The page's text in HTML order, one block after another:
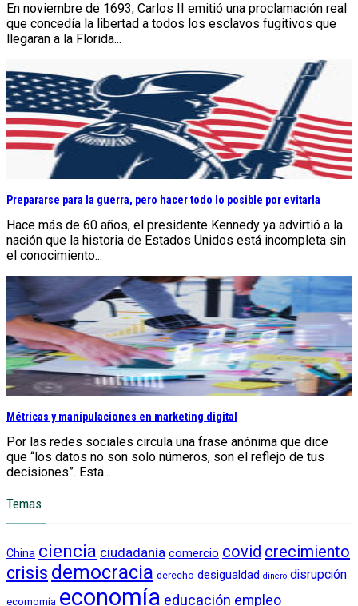
En noviembre de 1693, Carlos II emitió una proclamación real
que concedía la libertad a todos los esclavos fugitivos que
llegaran a la Florida...
Prepararse para la guerra, pero hacer todo lo posible por evitarla
Hace más de 60 años, el presidente Kennedy ya advirtió a la
nación que la historia de Estados Unidos está incompleta sin
el conocimiento...
Métricas y manipulaciones en marketing digital
Por las redes sociales circula una frase anónima que dice
que “los datos no son solo números, son el reflejo de tus
decisiones”. Esta...
Temas
China ciencia ciudadanía comercio covid crecimiento
crisis democracia derecho desigualdad dinero disrupción
ecomomía economía educación empleo